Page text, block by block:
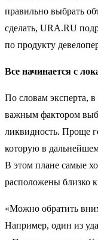
правильно выбрать
сделать, URA.RU
по продукту
Все начинается с
По словам эксперта,
важным фактором
ликвидность. Проще
которую в дальнейшем
В этом плане самые
расположены близко
«Можно обратить
Например, один из